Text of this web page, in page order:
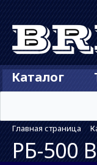
Каталог
Главная страница
РБ-500